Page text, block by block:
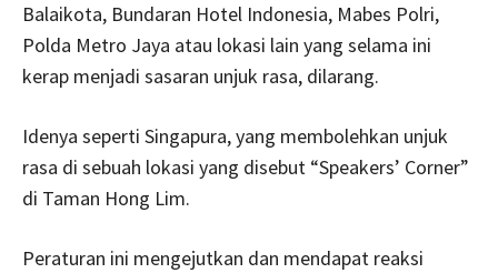
Balaikota, Bundaran Hotel Indonesia, Mabes Polri,
Polda Metro Jaya atau lokasi lain yang selama ini
kerap menjadi sasaran unjuk rasa, dilarang.
Idenya seperti Singapura, yang membolehkan unjuk
rasa di sebuah lokasi yang disebut “Speakers’ Corner”
di Taman Hong Lim.
Peraturan ini mengejutkan dan mendapat reaksi